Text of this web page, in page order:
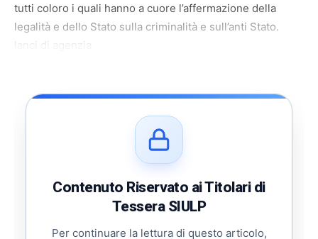
tutti coloro i quali hanno a cuore l’affermazione della
legalità e dello Stato sulla criminalità e sull’anti Stato.
lanci di agenzia
Contenuto Riservato ai Titolari di
Tessera SIULP
Per continuare la lettura di questo articolo,